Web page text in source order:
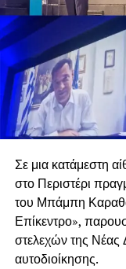
Σε μια κατάμεστη
στο Περιστέρι
του Μπάμπη
Επίκεντρο»,
στελεχών της
αυτοδιοίκησης.